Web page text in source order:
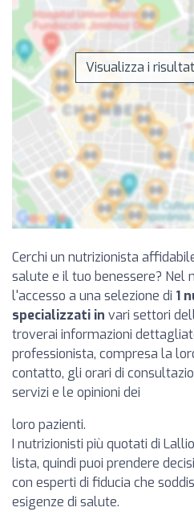
Visualizza i
Cerchi un nutrizionista
salute e il tuo benessere? Nel
l'accesso a una selezione di 1
specializzati in vari settori
troverai informazioni
professionista, compresa la
contatto, gli orari di
servizi e le opinioni dei
loro pazienti.
I nutrizionisti più quotati di
lista, quindi puoi prendere
con esperti di fiducia che
esigenze di salute.